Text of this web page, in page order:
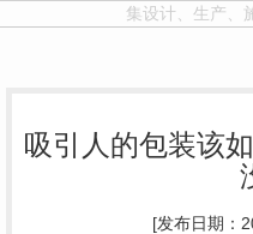
集设计、生产、
吸引人的包装该
[发布日期：